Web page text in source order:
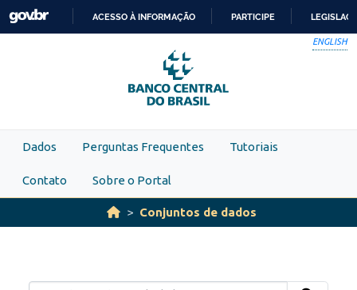
Skip to main content
PARA
O
CONTEÚDO
ACESSO À INFORMAÇÃO PARTICIPE
ENGLISH
Dados Perguntas Frequentes Tutoriais
Contato Sobre o Portal
Conjuntos de dados